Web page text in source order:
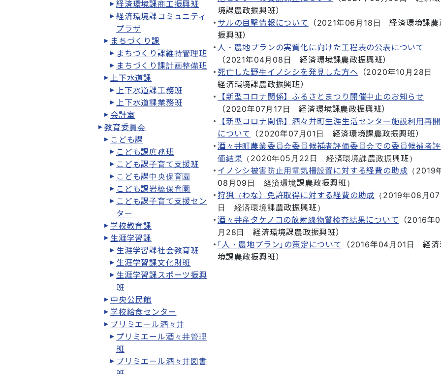
経済環境課商工振興班
経済環境課コミュニティ
プラザ
まちづくり課
まちづくり課維持管理班
まちづくり課計画整備班
上下水道課
上下水道課工務班
上下水道課業務班
会計室
教育委員会
こども課
こども課庶務班
こども課子育て支援班
こども課中央保育園
こども課岩橋保育園
こども課子育て支援セン
ター
学校教育課
生涯学習課
生涯学習課社会教育班
生涯学習課文化財班
生涯学習課スポーツ振興
班
中央公民館
学校給食センター
プリミエール酒々井
プリミエール酒々井管理
班
プリミエール酒々井図書
境課農政振興班）
サルの目撃情報について
（2021年06月18日
経済環境課農
振興班）
人・農地プランの実質化に向けた工程表の公表について
（2021年04月08日 経済環境課農政振興班）
死亡した野生イノシシを発見した方へ （2020年10月28日
経済環境課農政振興班）
【新型コロナ関係】ふるさとまつり開催中止のお知らせ
（2020年07月17日 経済環境課農政振興班）
【新型コロナ関係】酒々井町生涯生活センター施設利用再開
について
（2020年07月01日 経済環境課農政振興班）
酒々井町農業委員会委員候補者評価委員会での委員候補者評
価結果 （ 2020年05月22日 経済環境課農政振興班）
イノシシ被害防止用電気柵設置に対する経費の助成 （ 2019
08月09日
経済環境課農政振興班）
狩猟（わな）免許取得に対する経費の助成 （ 2019年08月07
日
経済環境課農政振興班）
酒々井産タケノコの放射線物質検査結果について
（2016年
月28日
経済環境課農政振興班）
｢人・農地プラン｣の策定について
（2016年04月01日
経
境課農政振興班）